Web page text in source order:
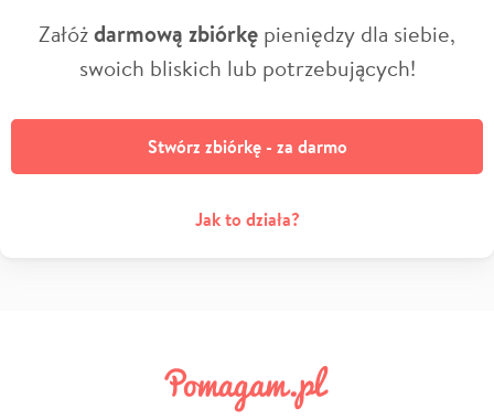
Załóżdarmową zbiórkę pieniędzy dla siebie,
swoich bliskich lub potrzebujących!
Stwórz zbiórkę - za darmo
Jak to działa?